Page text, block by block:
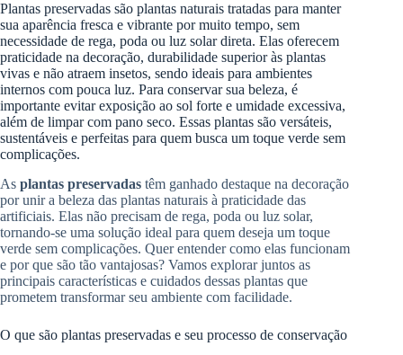
Plantas preservadas são plantas naturais tratadas para manter
sua aparência fresca e vibrante por muito tempo, sem
necessidade de rega, poda ou luz solar direta. Elas oferecem
praticidade na decoração, durabilidade superior às plantas
vivas e não atraem insetos, sendo ideais para ambientes
internos com pouca luz. Para conservar sua beleza, é
importante evitar exposição ao sol forte e umidade excessiva,
além de limpar com pano seco. Essas plantas são versáteis,
sustentáveis e perfeitas para quem busca um toque verde sem
complicações.
As plantas preservadas têm ganhado destaque na decoração
por unir a beleza das plantas naturais à praticidade das
artificiais. Elas não precisam de rega, poda ou luz solar,
tornando-se uma solução ideal para quem deseja um toque
verde sem complicações. Quer entender como elas funcionam
e por que são tão vantajosas? Vamos explorar juntos as
principais características e cuidados dessas plantas que
prometem transformar seu ambiente com facilidade.
O que são plantas preservadas e seu processo de conservação